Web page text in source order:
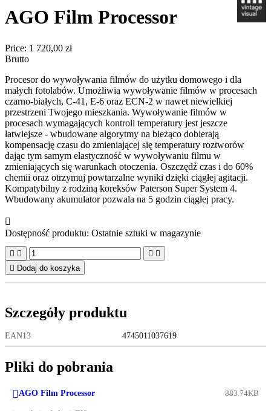
AGO Film Processor
Price: 1 720,00 zł
Brutto
Procesor do wywoływania filmów do użytku domowego i dla
małych fotolabów. Umożliwia wywoływanie filmów w procesach
czarno-białych, C-41, E-6 oraz ECN-2 w nawet niewielkiej
przestrzeni Twojego mieszkania. Wywoływanie filmów w
procesach wymagających kontroli temperatury jest jeszcze
łatwiejsze - wbudowane algorytmy na bieżąco dobierają
kompensację czasu do zmieniającej się temperatury roztworów
dając tym samym elastyczność w wywoływaniu filmu w
zmieniających się warunkach otoczenia. Oszczędź czas i do 60%
chemii oraz otrzymuj powtarzalne wyniki dzięki ciągłej agitacji.
Kompatybilny z rodziną koreksów Paterson Super System 4.
Wbudowany akumulator pozwala na 5 godzin ciągłej pracy.

Dostępność produktu: Ostatnie sztuki w magazynie
   
 Dodaj do koszyka
Szczegóły produktu
EAN13 4745011037619
Pliki do pobrania
AGO Film Processor 883.74KB